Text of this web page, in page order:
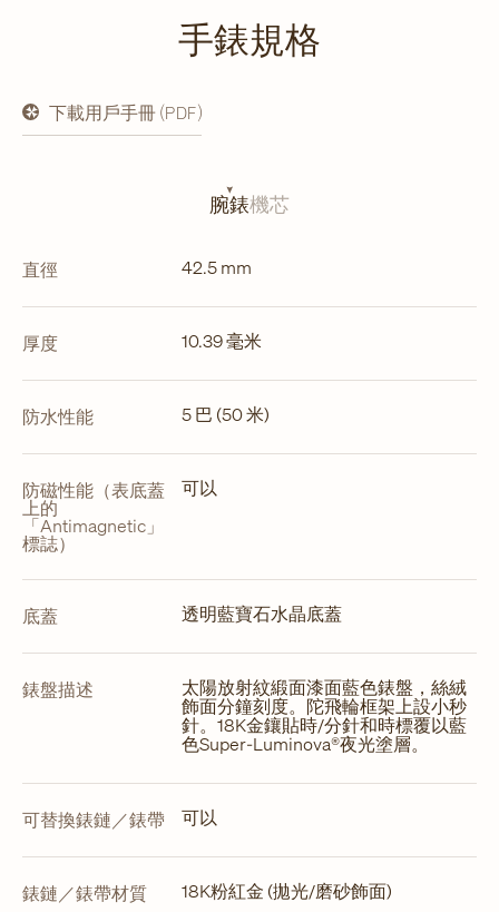
手錶規格
下載用戶手冊 (PDF)
在
新
腕錶機芯
直徑 42.5 mm
厚度 10.39 毫米
防水性能 5 巴 (50 米)
防磁性能（表底蓋
上的
「Antimagnetic」
標誌）
可以
底蓋 透明藍寶石水晶底蓋
錶盤描述 太陽放射紋緞面漆面藍色錶盤，絲絨
飾面分鐘刻度。陀飛輪框架上設小秒
針。18K金鑲貼時/分針和時標覆以藍
色Super-Luminova®夜光塗層。
可替換錶鏈／錶帶 可以
錶鏈／錶帶材質 18K粉紅金 (拋光/磨砂飾面)